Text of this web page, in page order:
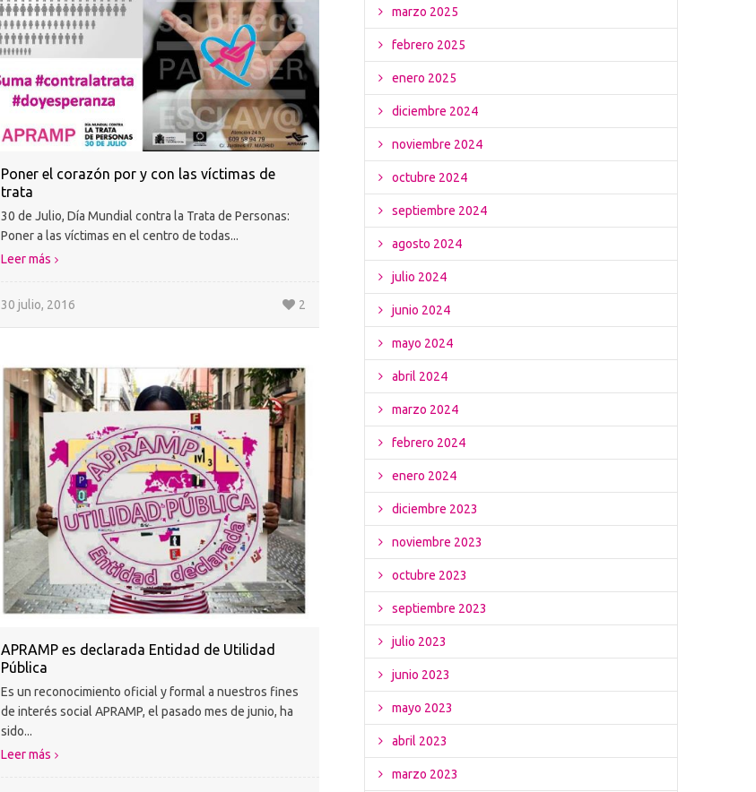
Poner el corazón por y con las víctimas de
trata
30 de Julio, Día Mundial contra la Trata de Personas:
Poner a las víctimas en el centro de todas...
Leer más
30 julio, 2016 2
APRAMP es declarada Entidad de Utilidad
Pública
Es un reconocimiento oficial y formal a nuestros fines
de interés social APRAMP, el pasado mes de junio, ha
sido...
Leer más
marzo 2025
febrero 2025
enero 2025
diciembre 2024
noviembre 2024
octubre 2024
septiembre 2024
agosto 2024
julio 2024
junio 2024
mayo 2024
abril 2024
marzo 2024
febrero 2024
enero 2024
diciembre 2023
noviembre 2023
octubre 2023
septiembre 2023
julio 2023
junio 2023
mayo 2023
abril 2023
marzo 2023